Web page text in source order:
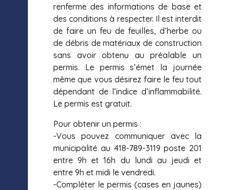
renferme des informations de base et
des conditions à respecter. Il est interdit
de faire un feu de feuilles, d’herbe ou
de débris de matériaux de construction
sans avoir obtenu au préalable un
permis. Le permis s’émet la journée
même que vous désirez faire le feu tout
dépendant de l’indice d’inflammabilité.
Le permis est gratuit.
Pour obtenir un permis :
-Vous pouvez communiquer avec la
municipalité au 418-789-3119 poste 201
entre 9h et 16h du lundi au jeudi et
entre 9h et midi le vendredi.
-Compléter le permis (cases en jaunes)